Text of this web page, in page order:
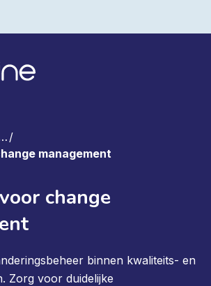
/
management
change
binnen kwaliteits- en
Zorg voor duidelijke